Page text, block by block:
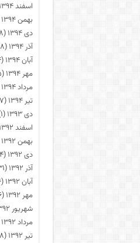
اسفند ۱۳۹۴
بهمن ۱۳۹۴
دی ۱۳۹۴
(۱۸)
آذر ۱۳۹۴
(۸)
آبان ۱۳۹۴
(۴)
مهر ۱۳۹۴
(۵)
مرداد ۱۳۹۴
تیر ۱۳۹۴
(۱۷)
دی ۱۳۹۳
(۱)
اسفند ۱۳۹۲
بهمن ۱۳۹۲
دی ۱۳۹۲
(۱۴۴)
آذر ۱۳۹۲
(۱۳۱)
آبان ۱۳۹۲
(۸۶)
مهر ۱۳۹۲
(۹۶)
شهریور ۱۳۹۲
مرداد ۱۳۹۲
تیر ۱۳۹۲
(۷۸)